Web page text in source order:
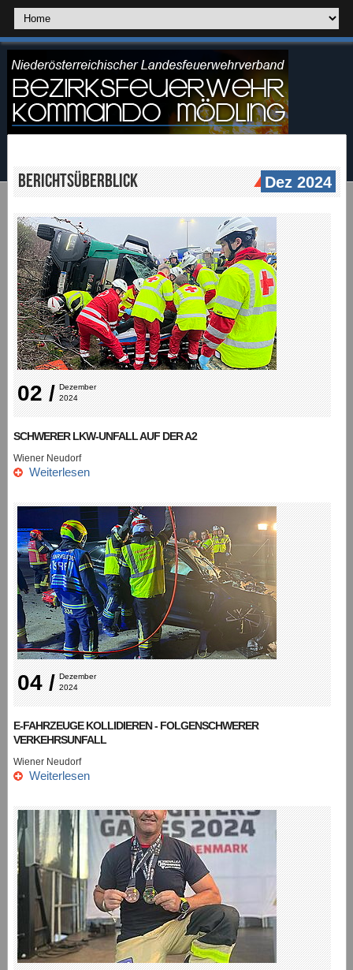
Berichtsüberblick Dez 2024
02 / Dezember
2024
SCHWERER LKW-UNFALL AUF DER A2
Wiener Neudorf
Weiterlesen
04 / Dezember
2024
E-FAHRZEUGE KOLLIDIEREN - FOLGENSCHWERER
VERKEHRSUNFALL
Wiener Neudorf
Weiterlesen